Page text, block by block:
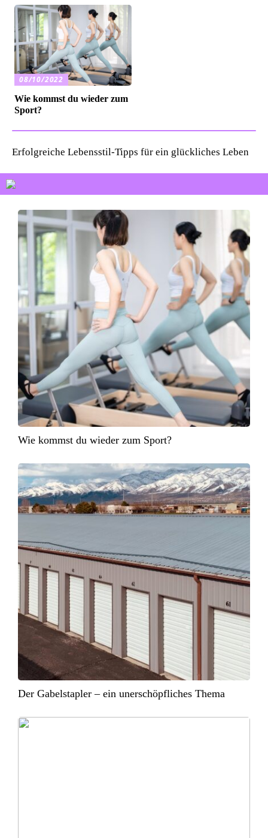
08/10/2022
Wie kommst du wieder zum
Sport?
Erfolgreiche Lebensstil-Tipps für ein glückliches Leben
Wie kommst du wieder zum Sport?
Der Gabelstapler – ein unerschöpfliches Thema